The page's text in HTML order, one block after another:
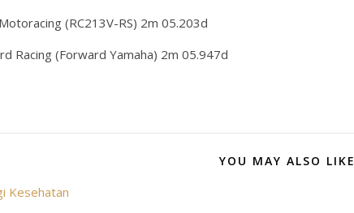
(RC213V-RS) 2m 05.203d
Racing (Forward Yamaha) 2m 05.947d
YOU MAY ALSO LIKE